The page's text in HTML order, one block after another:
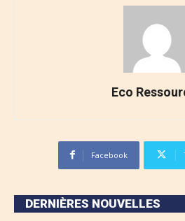
Eco
Facebook
DERNIÈRES NOUVELLES